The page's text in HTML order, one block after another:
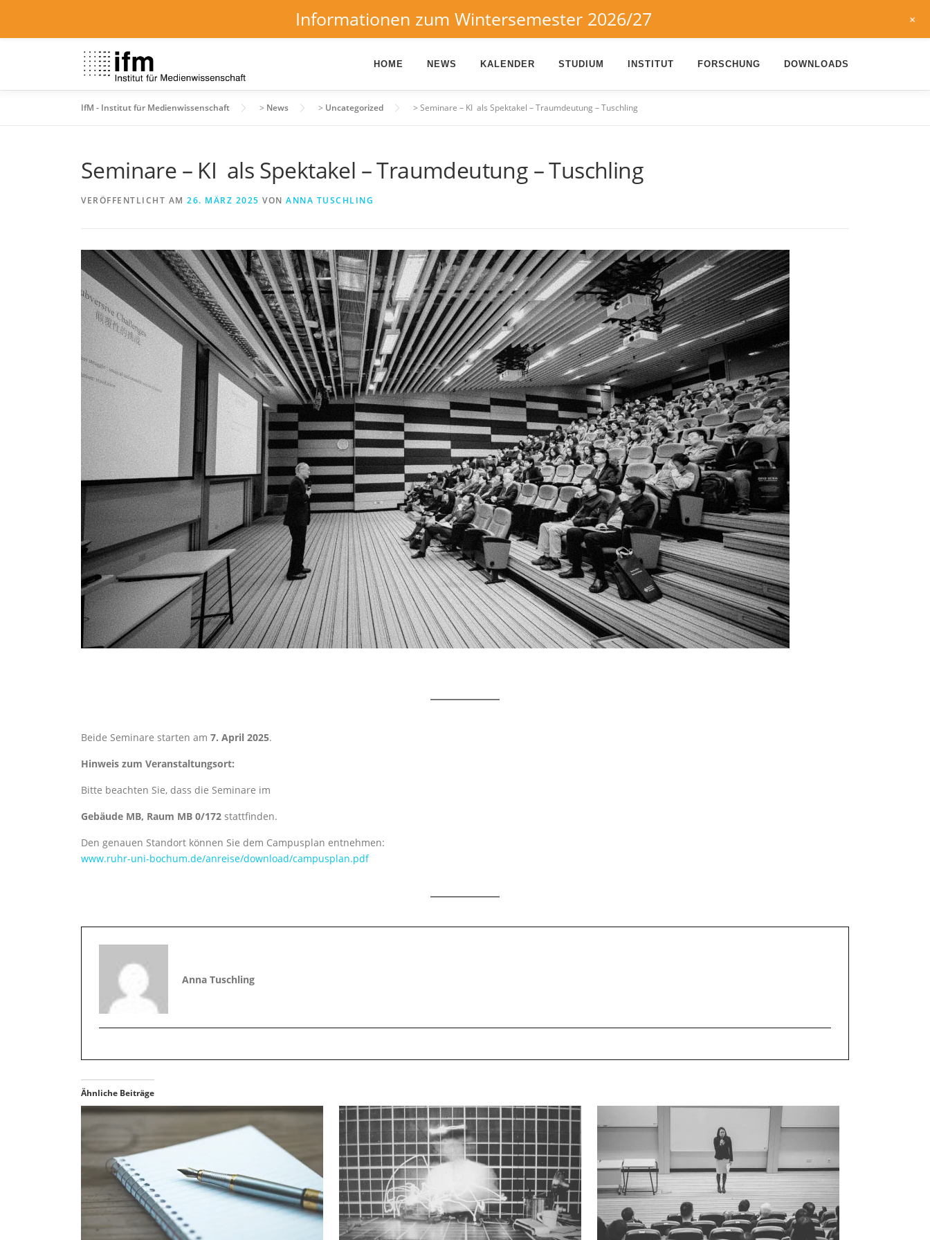
HOME NEWS KALENDER STUDIUM INSTITUT FORSCHUNG DOWNLOADS
IfM - Institut für Medienwissenschaft > News > Uncategorized > Seminare – KI als Spektakel – Traumdeutung – Tuschling
Seminare – KI als Spektakel – Traumdeutung – Tuschling
VERÖFFENTLICHT AM 26. MÄRZ 2025 VON ANNA TUSCHLING
Beide Seminare starten am 7. April 2025.
Hinweis zum Veranstaltungsort:
Bitte beachten Sie, dass die Seminare im
Gebäude MB, Raum MB 0/172 stattfinden.
Den genauen Standort können Sie dem Campusplan entnehmen:
www.ruhr-uni-bochum.de/anreise/download/campusplan.pdf
Anna Tuschling
Ähnliche Beiträge
Informationen zum Wintersemester 2026/27 +